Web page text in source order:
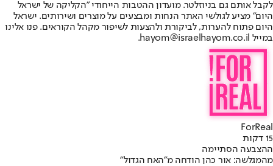
לקבל אותם גם בניוזלטר. מועדון ההטבות הייחודי "הקליקה של ישראל
היום" מציע לגולשי האתר הנחות ומבצעים על מוצרים ושירותים. ישראל
היום פתוח להערות, לביקורת ולהצעות לשיפור מקהל הקוראים. פנו אלינו
במייל hayom@israelhayom.co.il.
ForReal
15 דקות
ההצבעה הסתיימה
מהמגלשה: אור כהן הודחה מ"האח הגדול"